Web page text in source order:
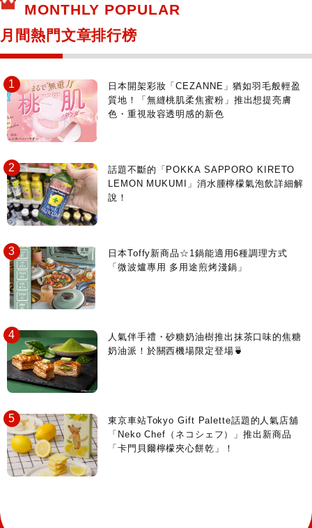
MONTHLY POPULAR
月間熱門文章排行榜
日本開架彩妝「CEZANNE」猶如羽毛般輕盈
質地！「無縫桃肌柔焦蜜粉」推出想提亮膚
色・重視妝容透明感的新色
話題不斷的「POKKA SAPPORO KIRETO
LEMON MUKUMI」消水腫檸檬氣泡飲詳細解
說！
日本Toffy新商品☆1鍋能適用6種調理方式
「微波爐專用 多用途煎烤淺鍋」
人氣伴手禮・砂糖奶油樹推出抹茶口味的焦糖
奶油派！於關西機場限定登場🍵
東京車站Tokyo Gift Palette話題的人氣店舖
「Neko Chef（ネコシェフ）」推出新商品
「卡門貝爾檸檬夾心餅乾」！